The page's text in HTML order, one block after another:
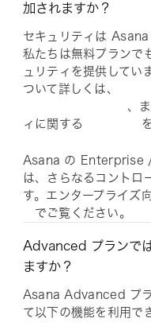
加されますか？
セキュリティは Asana
私たちは無料プランで
ュリティを提供してい
ついて詳しくは、
、
ィに関する
Asana の Enterprise
は、さらなるコントロ
す。エンタープライズ
でご覧ください。
Advanced プランで
ますか？
Asana Advanced プラ
て以下の機能を利用で